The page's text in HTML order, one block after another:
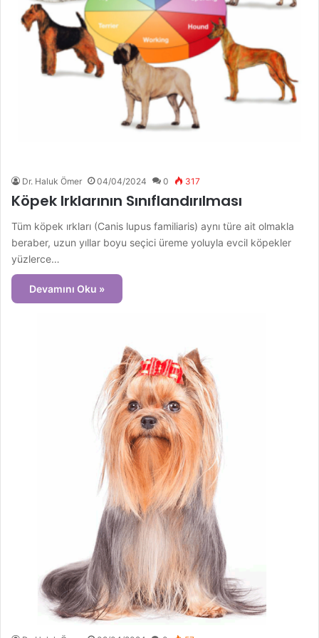
Dr. Haluk Ömer 04/04/2024 0 317
Köpek Irklarının Sınıflandırılması
Tüm köpek ırkları (Canis lupus familiaris) aynı türe ait olmakla
beraber, uzun yıllar boyu seçici üreme yoluyla evcil köpekler
yüzlerce…
Devamını Oku »